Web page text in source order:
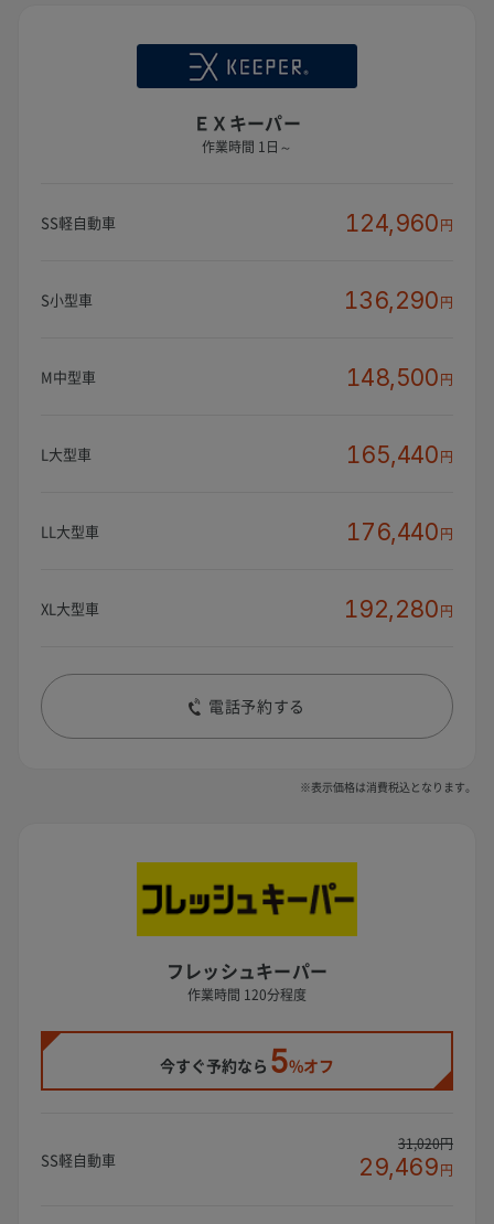
ＥＸキーパー
作業時間 1日～
SS軽自動車 124,960円
S小型車 136,290円
M中型車 148,500円
L大型車 165,440円
LL大型車 176,440円
XL大型車 192,280円
電話予約する
※表示価格は消費税込となります。
フレッシュキーパー
作業時間 120分程度
今すぐ予約なら 5%オフ
SS軽自動車
31,020円
29,469円